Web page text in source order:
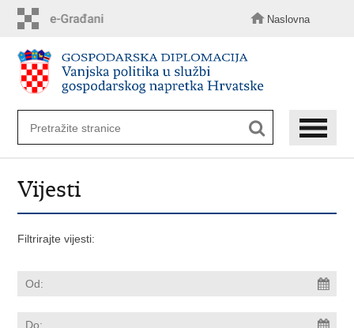
sadržaj
Naslovna
Vijesti
Filtrirajte vijesti: